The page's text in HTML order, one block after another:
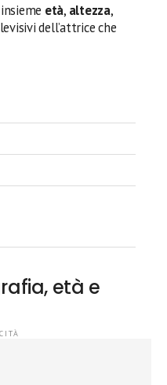
età, altezza,
dell’attrice che
età e